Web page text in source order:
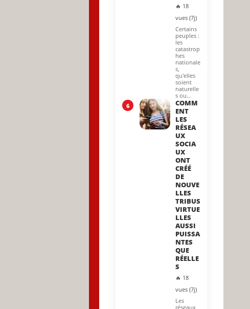
🔥 18
vues (7j)
Certains
peuples :
les
catastrop
hes
nationale
s,
qu'elles
soient
naturelle
s ou…
6
COMM
ENT
LES
RÉSEA
UX
SOCIA
UX
ONT
CRÉÉ
DE
NOUVE
LLES
TRIBUS
VIRTUE
LLES
AUSSI
PUISSA
NTES
QUE
RÉELLE
S
🔥 18
vues (7j)
Les
réseaux